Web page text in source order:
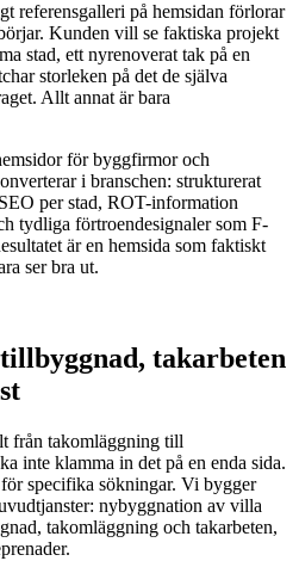
referensgalleri på hemsidan förlorar
Kunden vill se faktiska projekt
stad, ett nyrenoverat tak på en
storleken på det de själva
Allt annat är bara
för byggfirmor och
i branschen: strukturerat
per stad, ROT-information
tydliga förtroendesignaler som F-
är en hemsida som faktiskt
ser bra ut.
takarbeten
från takomläggning till
inte klamma in det på en enda sida.
specifika sökningar. Vi bygger
nybyggnation av villa
takomläggning och takarbeten,